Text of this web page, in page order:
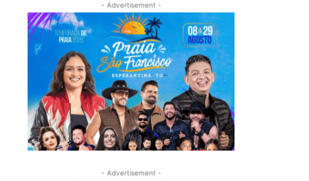
- Advertisement -
- Advertisement -